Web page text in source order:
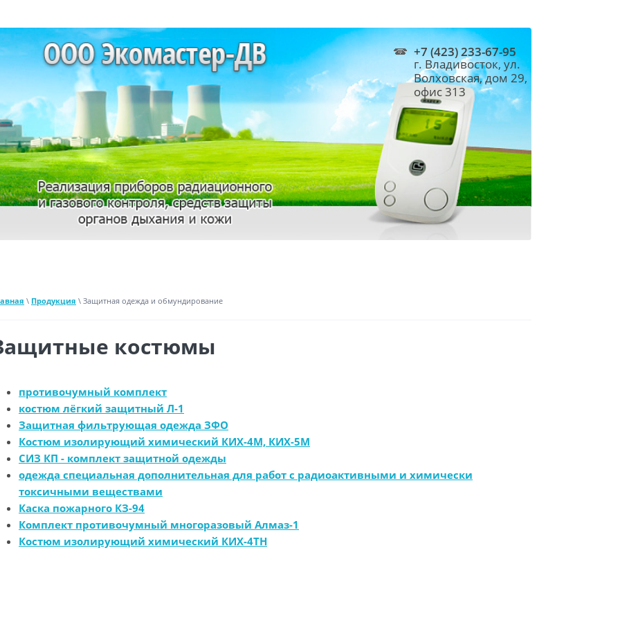
+7 (423) 233-67-95
г. Владивосток, ул.
Волховская, дом 29,
офис 313
Примерное описание сайта
\ Продукция \ Защитная одежда и обмундирование
костюмы
противочумный комплект
костюм лёгкий защитный Л-1
Защитная фильтрующая одежда ЗФО
Костюм изолирующий химический КИХ-4М, КИХ-5М
СИЗ КП - комплект защитной одежды
одежда специальная дополнительная для работ с радиоактивными и химически
токсичными веществами
Каска пожарного КЗ-94
Комплект противочумный многоразовый Алмаз-1
Костюм изолирующий химический КИХ-4ТН